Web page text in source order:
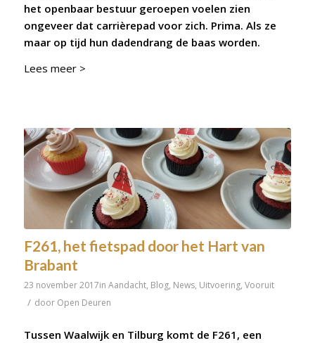
het openbaar bestuur geroepen voelen zien
ongeveer dat carrièrepad voor zich. Prima. Als ze
maar op tijd hun dadendrang de baas worden.
Lees meer >
F261, het fietspad door het Hart van
Brabant
23 november 2017in Aandacht, Blog, News, Uitvoering, Vooruit
/ door Open Deuren
Tussen Waalwijk en Tilburg komt de F261, een